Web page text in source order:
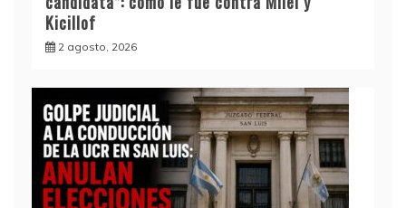
Kicillof
2 agosto, 2026